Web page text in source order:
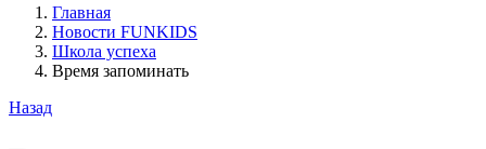
Главная
Новости FUNKIDS
Школа успеха
Время запоминать
Назад